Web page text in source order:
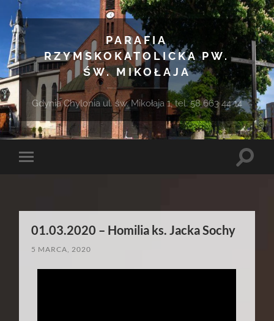
PARAFIA
RZYMSKOKATOLICKA PW.
ŚW. MIKOŁAJA
Gdynia Chylonia ul. św. Mikołaja 1, tel. 58 663 44 14
Toggle
Toggle
01.03.2020 – Homilia ks. Jacka Sochy
5 MARCA, 2020